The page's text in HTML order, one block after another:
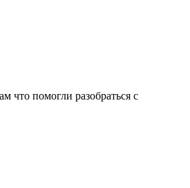
что помогли разобраться с